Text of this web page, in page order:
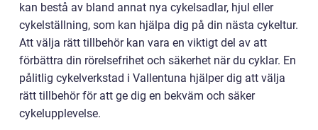
kan bestå av bland annat nya cykelsadlar, hjul eller
cykelställning, som kan hjälpa dig på din nästa cykeltur.
Att välja rätt tillbehör kan vara en viktigt del av att
förbättra din rörelsefrihet och säkerhet när du cyklar. En
pålitlig cykelverkstad i Vallentuna hjälper dig att välja
rätt tillbehör för att ge dig en bekväm och säker
cykelupplevelse.